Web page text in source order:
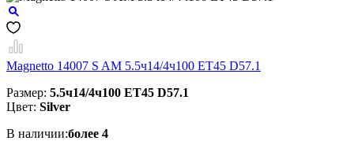
Magnetto 14007 S AM 5.5ч14/4ч100 ET45 D57.1
Размер: 5.5ч14/4ч100 ET45 D57.1
Цвет: Silver
В наличии:более 4